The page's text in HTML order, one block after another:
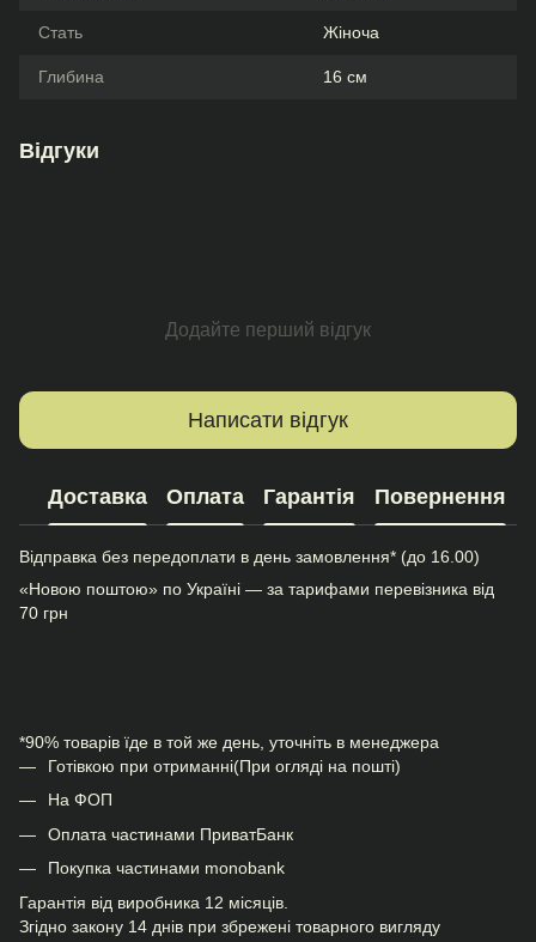
Стать Жіноча
Глибина 16 см
Відгуки
Додайте перший відгук
Написати відгук
Доставка Оплата Гарантія Повернення
Відправка без передоплати в день замовлення* (до 16.00)
«Новою поштою» по Україні — за тарифами перевізника від
70 грн
*90% товарів їде в той же день, уточніть в менеджера
Готівкою при отриманні(При огляді на пошті)
На ФОП
Оплата частинами ПриватБанк
Покупка частинами monobank
Гарантія від виробника 12 місяців.
Згідно закону 14 днів при збрежені товарного вигляду